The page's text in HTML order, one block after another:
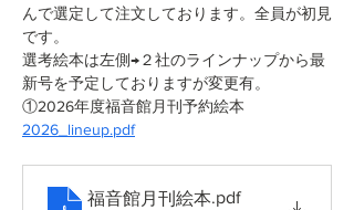
んで選定して注文しております。全員が初見
です。
選考絵本は左側→２社のラインナップから最
新号を予定しておりますが変更有。
①2026年度福音館月刊予約絵本
2026_lineup.pdf
福音館月刊絵本.pdf